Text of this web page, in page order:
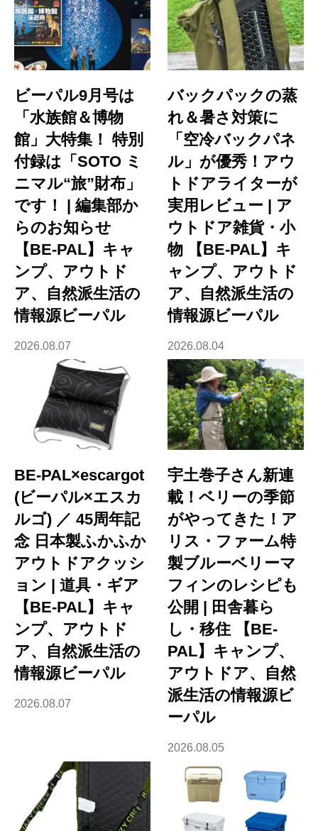
ビーパル9月号は
「水族館＆博物
館」大特集！ 特別
付録は「SOTO ミ
ニマル“旅”財布」
です！ | 編集部か
らのお知らせ
【BE-PAL】キャ
ンプ、アウトド
ア、自然派生活の
情報源ビーパル
2026.08.07
バックパックの蒸
れ＆暑さ対策に
「空冷バックパネ
ル」が優秀！アウ
トドアライターが
実用レビュー | ア
ウトドア雑貨・小
物 【BE-PAL】キ
ャンプ、アウトド
ア、自然派生活の
情報源ビーパル
2026.08.04
BE-PAL×escargot
(ビーパル×エスカ
ルゴ) ／ 45周年記
念 日本製ふかふか
アウトドアクッシ
ョン | 道具・ギア
【BE-PAL】キャ
ンプ、アウトド
ア、自然派生活の
情報源ビーパル
2026.08.07
宇土巻子さん新連
載！ベリーの季節
がやってきた！ア
リス・ファーム特
製ブルーベリーマ
フィンのレシピも
公開 | 田舎暮ら
し・移住 【BE-
PAL】キャンプ、
アウトドア、自然
派生活の情報源ビ
ーパル
2026.08.05